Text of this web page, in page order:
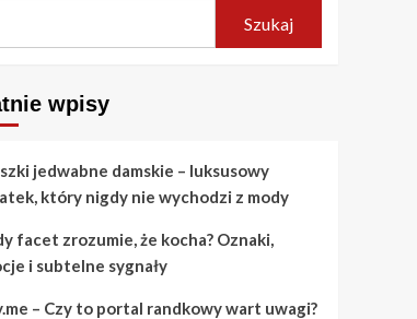
Szukaj
wpisy
jedwabne damskie – luksusowy
który nigdy nie wychodzi z mody
facet zrozumie, że kocha? Oznaki,
i subtelne sygnały
– Czy to portal randkowy wart uwagi?